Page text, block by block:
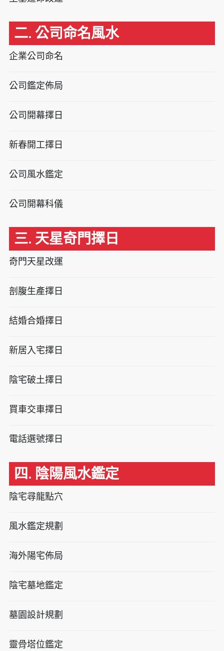
二. 公司命名風水
企業公司命名
公司鑑定佈局
公司開幕擇日
新春開工擇日
公司風水鑑定
公司開幕科儀
三. 天星奇門擇日
奇門天星改運
剖腹生產擇日
結婚合婚擇日
新居入宅擇日
陰宅破土擇日
買車交車擇日
電話選號擇日
四. 陰陽風水鑑定
陰宅尋龍點穴
風水鑑定規劃
海外陽宅佈局
陰宅墓地鑑定
墓園設計規劃
靈骨塔位鑑定